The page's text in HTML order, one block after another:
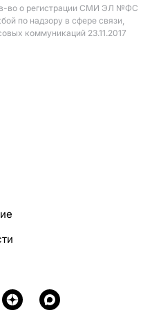
во о регистрации СМИ ЭЛ №ФС
по надзору в сфере связи,
коммуникаций 23.11.2017